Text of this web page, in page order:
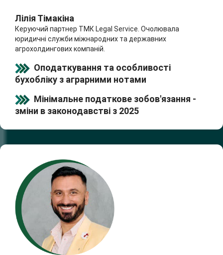
Лілія Тімакіна
Керуючий партнер ТМК Legal Service. Очолювала
юридичні служби міжнародних та державних
агрохолдингових компаній.
Оподаткування та особливості
бухобліку з аграрними нотами
Мінімальне податкове зобов'язання -
зміни в законодавстві з 2025